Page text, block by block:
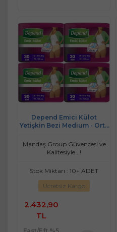
Depend Emici Külot
Yetişkin Bezi Medium - Orta
Mandaş Group Güvencesi ve
Kalitesiyle...!
Stok Miktarı : 10+ ADET
Ücretsiz Kargo
2.432,90
TL